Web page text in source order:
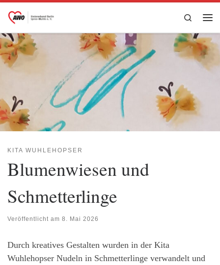
Zum Inhalt springen
Search
KITA WUHLEHOPSER
Blumenwiesen und
Schmetterlinge
Veröffentlicht am 8. Mai 2026
Durch kreatives Gestalten wurden in der Kita
Wuhlehopser Nudeln in Schmetterlinge verwandelt und